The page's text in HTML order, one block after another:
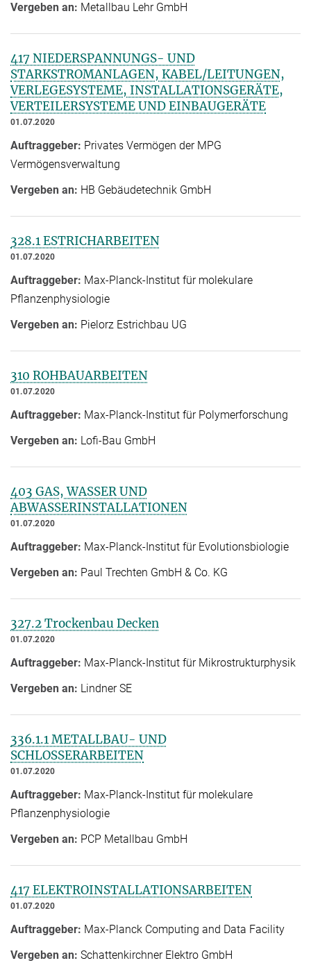
Vergeben an: Metallbau Lehr GmbH
417 NIEDERSPANNUNGS- UND
STARKSTROMANLAGEN, KABEL/LEITUNGEN,
VERLEGESYSTEME, INSTALLATIONSGERÄTE,
VERTEILERSYSTEME UND EINBAUGERÄTE
01.07.2020
Auftraggeber: Privates Vermögen der MPG
Vermögensverwaltung
Vergeben an: HB Gebäudetechnik GmbH
328.1 ESTRICHARBEITEN
01.07.2020
Auftraggeber: Max-Planck-Institut für molekulare
Pflanzenphysiologie
Vergeben an: Pielorz Estrichbau UG
310 ROHBAUARBEITEN
01.07.2020
Auftraggeber: Max-Planck-Institut für Polymerforschung
Vergeben an: Lofi-Bau GmbH
403 GAS, WASSER UND
ABWASSERINSTALLATIONEN
01.07.2020
Auftraggeber: Max-Planck-Institut für Evolutionsbiologie
Vergeben an: Paul Trechten GmbH & Co. KG
327.2 Trockenbau Decken
01.07.2020
Auftraggeber: Max-Planck-Institut für Mikrostrukturphysik
Vergeben an: Lindner SE
336.1.1 METALLBAU- UND
SCHLOSSERARBEITEN
01.07.2020
Auftraggeber: Max-Planck-Institut für molekulare
Pflanzenphysiologie
Vergeben an: PCP Metallbau GmbH
417 ELEKTROINSTALLATIONSARBEITEN
01.07.2020
Auftraggeber: Max-Planck Computing and Data Facility
Vergeben an: Schattenkirchner Elektro GmbH